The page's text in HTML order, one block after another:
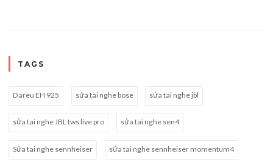
TAGS
Dareu EH 925 sửa tai nghe bose sửa tai nghe jbl
sửa tai nghe JBL tws live pro sửa tai nghe sen4
Sửa tai nghe sennheiser sửa tai nghe sennheiser momentum4